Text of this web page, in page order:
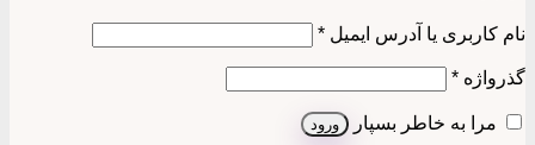
نام کاربری یا آدرس ایمیل *الزامی
گذرواژه *الزامی
مرا به خاطر بسپار ورود